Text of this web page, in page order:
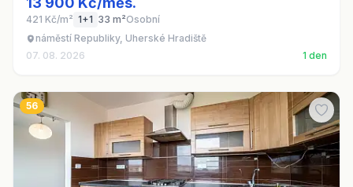
421 Kč/m² 1+1 33 m²Osobní
náměstí Republiky, Uherské Hradiště
07. 08. 2026
1 den
56